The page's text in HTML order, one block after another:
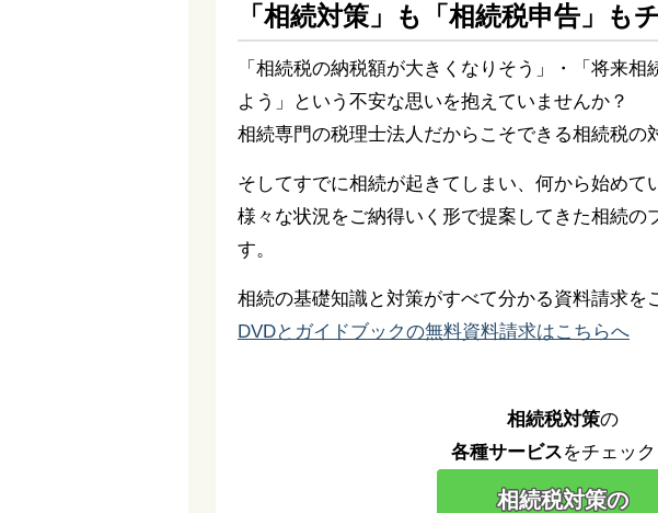
「相続対策」も「相続税申告」も
「相続税の納税額が大きくなりそう」・「将来
よう」という不安な思いを抱えていませんか？
相続専門の税理士法人だからこそできる相続税の
そしてすでに相続が起きてしまい、何から始めて
様々な状況をご納得いく形で提案してきた相続
す。
相続の基礎知識と対策がすべて分かる資料請求を
DVDとガイドブックの無料資料請求はこちらへ
相続税対策の
各種サービスをチェック
相続税対策の